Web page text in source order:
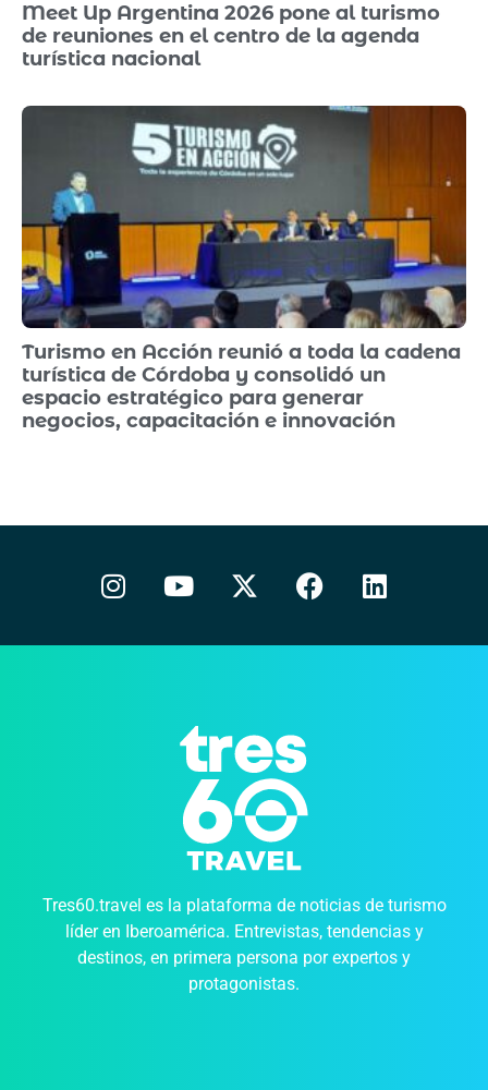
Meet Up Argentina 2026 pone al turismo
de reuniones en el centro de la agenda
turística nacional
Turismo en Acción reunió a toda la cadena
turística de Córdoba y consolidó un
espacio estratégico para generar
negocios, capacitación e innovación
Tres60.travel es la plataforma de noticias de turismo
líder en Iberoamérica. Entrevistas, tendencias y
destinos, en primera persona por expertos y
protagonistas.